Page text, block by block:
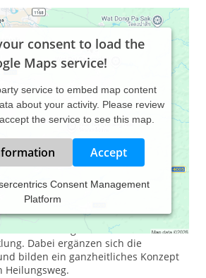
consent to load the
Maps service!
service to embed map content
about your activity. Please review
the service to see this map.
Accept
Consent Management
Platform
als wegbegleitende Unterstützung
oder psychischen Beschwerden als
mehr Gleichgewicht im Leben und
Dabei ergänzen sich die
bilden ein ganzheitliches Konzept